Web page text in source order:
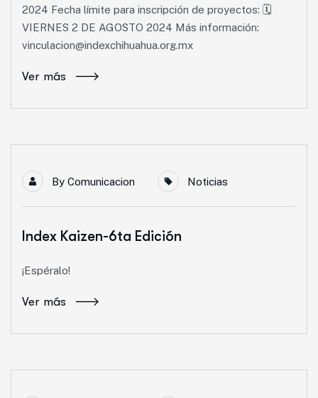
2024 Fecha límite para inscripción de proyectos: 🗓
VIERNES 2 DE AGOSTO 2024 Más información:
vinculacion@indexchihuahua.org.mx
Ver más
By Comunicacion Noticias
Index Kaizen-6ta Edición
¡Espéralo!
Ver más